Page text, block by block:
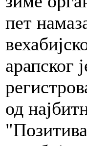
пет
арапског
од